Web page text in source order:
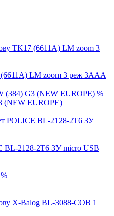
LM zoom 3 реж 3AAA
%
(NEW EUROPE)
BL-2128-2T6 ЗУ micro USB
%